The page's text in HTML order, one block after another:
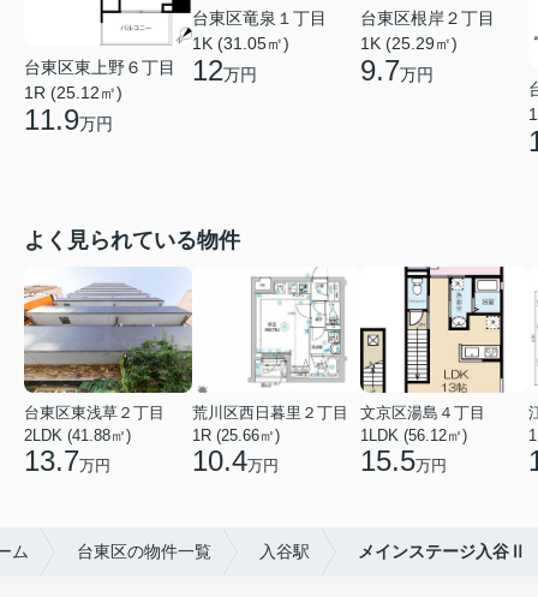
台東区東上野６丁目
1R (25.12㎡)
11.9万円
台東区竜泉１丁目
1K (31.05㎡)
12万円
台東区根岸２丁目
1K (25.29㎡)
9.7万円
よく見られている物件
台東区東浅草２丁目
2LDK (41.88㎡)
13.7万円
荒川区西日暮里２丁目
1R (25.66㎡)
10.4万円
文京区湯島４丁目
1LDK (56.12㎡)
15.5万円
ム 台東区の物件一覧 入谷駅 メインステージ入谷Ⅱ